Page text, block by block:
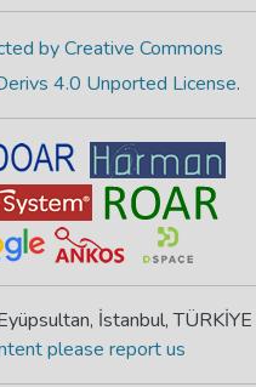
by Creative Commons
4.0 Unported License.
İstanbul, TÜRKİYE
please report us